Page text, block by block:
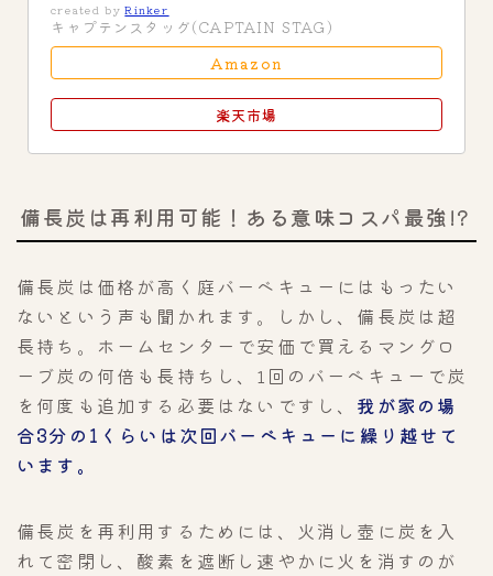
created byRinker
キャプテンスタッグ(CAPTAIN STAG)
Amazon
楽天市場
備長炭は再利用可能！ある意味コスパ最強!?
備長炭は価格が高く庭バーベキューにはもったい
ないという声も聞かれます。しかし、備長炭は超
長持ち。ホームセンターで安価で買えるマングロ
ーブ炭の何倍も長持ちし、1回のバーベキューで炭
を何度も追加する必要はないですし、 我が家の場
合3分の1くらいは次回バーベキューに繰り越せて
います。
備長炭を再利用するためには、火消し壺に炭を入
れて密閉し、酸素を遮断し速やかに火を消すのが